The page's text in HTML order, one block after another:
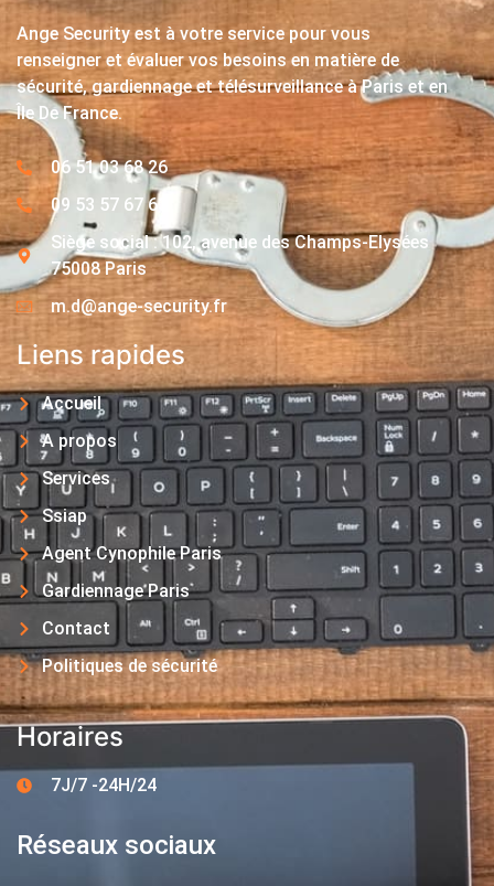
Ange Security est à votre service pour vous
renseigner et évaluer vos besoins en matière de
sécurité, gardiennage et télésurveillance à Paris et en
Île De France.
06 51 03 68 26
09 53 57 67 63
Siège social : 102, avenue des Champs-Elysées
75008 Paris
m.d@ange-security.fr
Liens rapides
Accueil
A propos
Services
Ssiap
Agent Cynophile Paris
Gardiennage Paris
Contact
Politiques de sécurité
Horaires
7J/7 -24H/24
Réseaux sociaux